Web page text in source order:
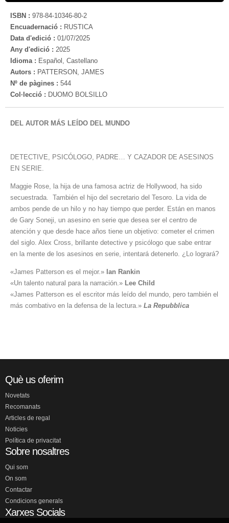
ISBN : 978-84-10346-80-2
Encuadernació : RUSTICA
Data d'edició : 01/07/2025
Any d'edició : 2025
Idioma : Español, Castellano
Autors : PATTERSON, JAMES
Nº de pàgines : 544
Col·lecció : DUOMO BOLSILLO
DEL AUTOR MÁS LEÍDO DEL MUNDO
DETECTIVE, PSICÓLOGO, PADRE… Y CAZADOR DE ASESINOS
EN SERIE.
Maggie Rose, la hija de una famosa actriz de Hollywood, ha sido
secuestrada. También el hijo del secretario del Tesoro. La vida de
ambos pende de un hilo y no hay tiempo que perder. Están en manos
de Gary Soneji, un asesino en serie que desea ser el centro de
atención y que desde hace años tiene un objetivo: cometer el crimen
del siglo. Alex Cross, brillante detective y psicólogo que sabe entrar
en la mente de los asesinos en serie, intentará detenerlo. ¿Lo logrará?
«James Patterson es el mejor.» Ian Rankin
«Un talento natural para la narración.» Lee Child
«James Patterson es el escritor más leído del mundo, pero también el
más combativo en la defensa de la lectura.» La Repubblica
Què us oferim
Novetats
Recomanats
Articles de regal
Noticies
Política de privacitat
Sobre nosaltres
Qui som
On som
Contactar
Condicions generals
Xarxes Socials